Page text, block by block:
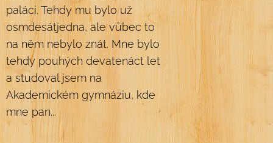
paláci. Tehdy mu bylo už
osmdesátjedna, ale vůbec to
na něm nebylo znát. Mne bylo
tehdy pouhých devatenáct let
a studoval jsem na
Akademickém gymnáziu, kde
mne pan...